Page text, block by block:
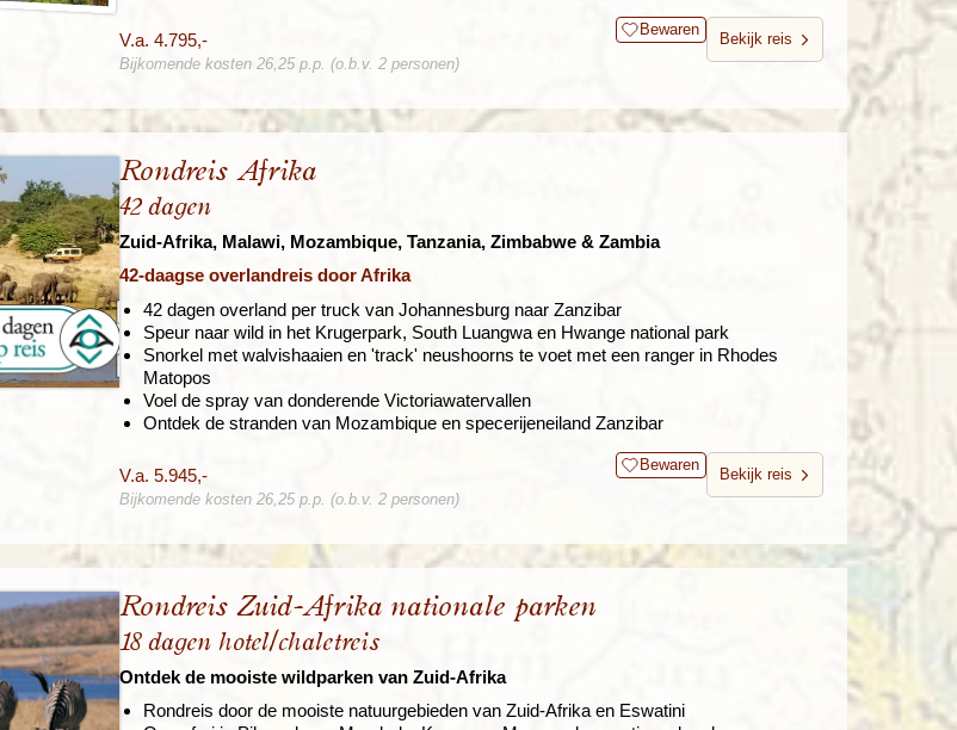
V.a. 4.795,- Bewaren
Bekijk reis
Bijkomende kosten 26,25 p.p. (o.b.v. 2 personen)
Rondreis Afrika
42 dagen
Zuid-Afrika, Malawi, Mozambique, Tanzania, Zimbabwe & Zambia
42-daagse overlandreis door Afrika
42 dagen overland per truck van Johannesburg naar Zanzibar
Speur naar wild in het Krugerpark, South Luangwa en Hwange national park
Snorkel met walvishaaien en 'track' neushoorns te voet met een ranger in Rhodes
Matopos
Voel de spray van donderende Victoriawatervallen
Ontdek de stranden van Mozambique en specerijeneiland Zanzibar
V.a. 5.945,- Bewaren
Bekijk reis
Bijkomende kosten 26,25 p.p. (o.b.v. 2 personen)
Rondreis Zuid-Afrika nationale parken
18 dagen hotel/chaletreis
Ontdek de mooiste wildparken van Zuid-Afrika
Rondreis door de mooiste natuurgebieden van Zuid-Afrika en Eswatini